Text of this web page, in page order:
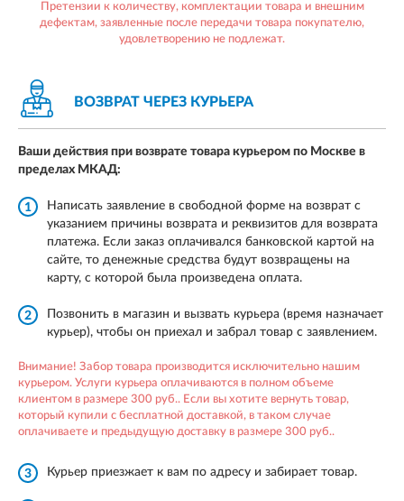
Претензии к количеству, комплектации товара и внешним
дефектам, заявленные после передачи товара покупателю,
удовлетворению не подлежат.
ВОЗВРАТ ЧЕРЕЗ КУРЬЕРА
Ваши действия при возврате товара курьером по Москве в
пределах МКАД:
1
Написать заявление в свободной форме на возврат с
указанием причины возврата и реквизитов для возврата
платежа. Если заказ оплачивался банковской картой на
сайте, то денежные средства будут возвращены на
карту, с которой была произведена оплата.
2
Позвонить в магазин и вызвать курьера (время назначает
курьер), чтобы он приехал и забрал товар с заявлением.
Внимание! Забор товара производится исключительно нашим
курьером. Услуги курьера оплачиваются в полном объеме
клиентом в размере 300 руб.. Если вы хотите вернуть товар,
который купили с бесплатной доставкой, в таком случае
оплачиваете и предыдущую доставку в размере 300 руб..
3 Курьер приезжает к вам по адресу и забирает товар.